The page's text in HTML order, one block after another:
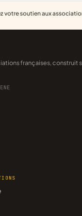
votre soutien aux